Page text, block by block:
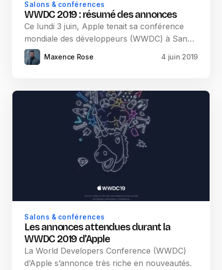
Salons & conférences
WWDC 2019 : résumé des annonces
Ce lundi 3 juin, Apple tenait sa conférence
mondiale des développeurs (WWDC) à San…
Maxence Rose 4 juin 2019
Salons & conférences
Les annonces attendues durant la
WWDC 2019 d’Apple
La World Developers Conference (WWDC)
d’Apple s’annonce très riche en nouveautés.